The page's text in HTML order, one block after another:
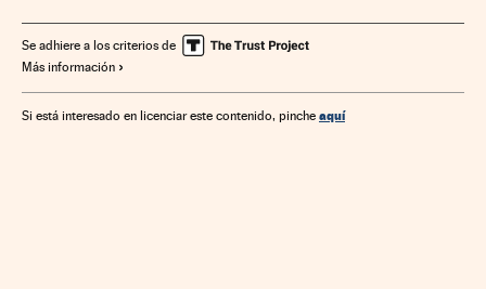
Economía Telecomunicaciones Arte Comunicaciones
Se adhiere a los criterios de
Más información
Si está interesado en licenciar este contenido, pinche aquí